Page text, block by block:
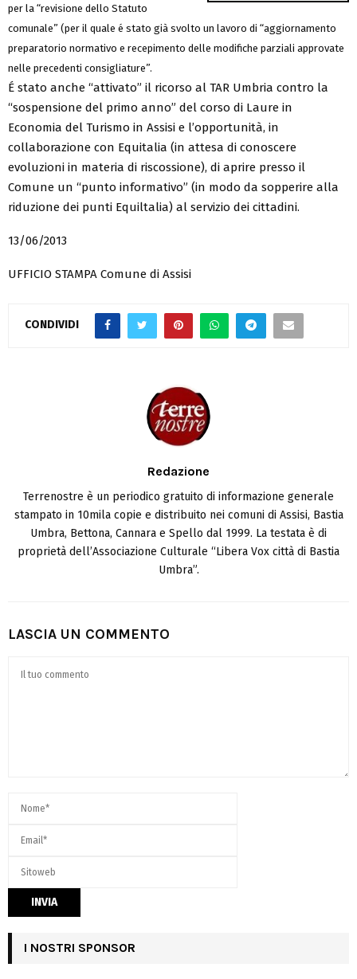
per la “revisione dello Statuto
comunale” (per il quale é stato già svolto un lavoro di “aggiornamento
preparatorio normativo e recepimento delle modifiche parziali approvate
nelle precedenti consigliature”.
É stato anche “attivato” il ricorso al TAR Umbria contro la
“sospensione del primo anno” del corso di Laure in
Economia del Turismo in Assisi e l’opportunità, in
collaborazione con Equitalia (in attesa di conoscere
evoluzioni in materia di riscossione), di aprire presso il
Comune un “punto informativo” (in modo da sopperire alla
riduzione dei punti Equiltalia) al servizio dei cittadini.
13/06/2013
UFFICIO STAMPA Comune di Assisi
CONDIVIDI
Redazione
Terrenostre è un periodico gratuito di informazione generale
stampato in 10mila copie e distribuito nei comuni di Assisi, Bastia
Umbra, Bettona, Cannara e Spello dal 1999. La testata è di
proprietà dell’Associazione Culturale “Libera Vox città di Bastia
Umbra”.
LASCIA UN COMMENTO
I NOSTRI SPONSOR